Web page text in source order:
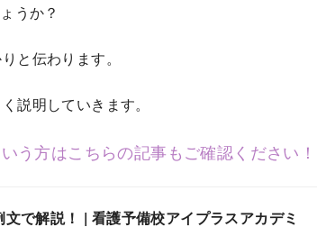
うか？
と伝わります。
説明していきます。
う方はこちらの記事もご確認ください！
で解説！ | 看護予備校アイプラスアカデミ